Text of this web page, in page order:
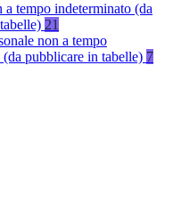
a tempo indeterminato (da
21
non a tempo
pubblicare in tabelle) 7